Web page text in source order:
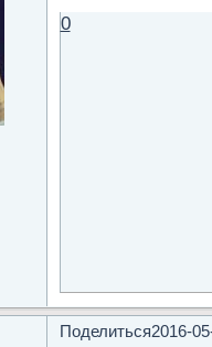
0
Поделиться2016-